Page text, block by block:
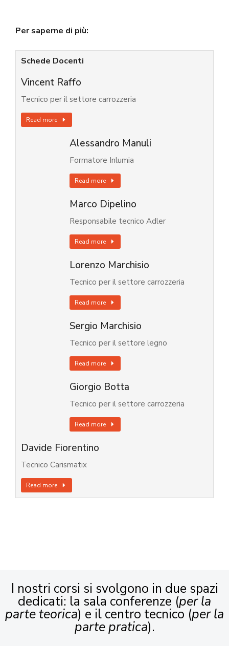
Per saperne di più:
Schede Docenti
Vincent Raffo
Tecnico per il settore carrozzeria
Read more
Alessandro Manuli
Formatore Inlumia
Read more
Marco Dipelino
Responsabile tecnico Adler
Read more
Lorenzo Marchisio
Tecnico per il settore carrozzeria
Read more
Sergio Marchisio
Tecnico per il settore legno
Read more
Giorgio Botta
Tecnico per il settore carrozzeria
Read more
Davide Fiorentino
Tecnico Carismatix
Read more
I nostri corsi si svolgono in due spazi
dedicati: la sala conferenze (per la
parte teorica) e il centro tecnico (per la
parte pratica).